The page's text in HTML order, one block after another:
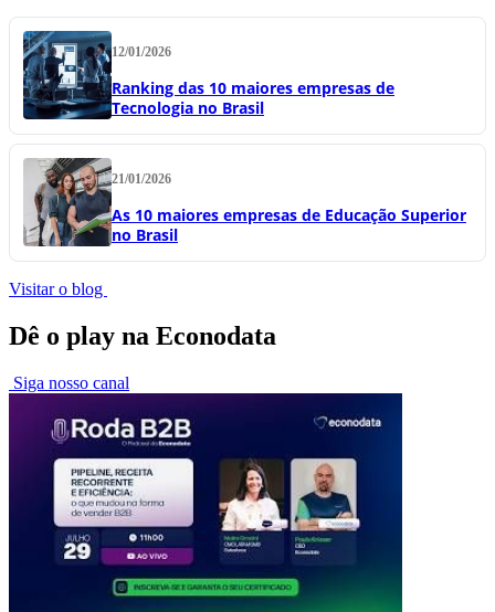
12/01/2026
Ranking das 10 maiores empresas de
Tecnologia no Brasil
21/01/2026
As 10 maiores empresas de Educação Superior
no Brasil
Visitar o blog
Dê o play na Econodata
Siga nosso canal